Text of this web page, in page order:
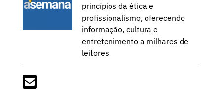
princípios da ética e
profissionalismo, oferecendo
informação, cultura e
entretenimento a milhares de
leitores.